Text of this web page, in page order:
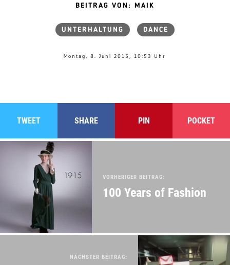
BEITRAG VON: MAIK
UNTERHALTUNG DANCE
Montag, 8. Juni 2015, 10:53 Uhr
TWEET SHARE PIN POCKET
VORHERIGER BEITRAG:
100 Years of Fashion
NÄCHSTER BEITRAG: